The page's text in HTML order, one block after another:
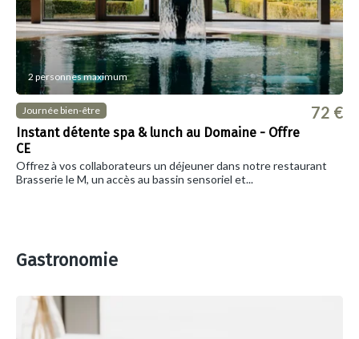
2 personnes maximum
Journée bien-être
Instant détente spa & lunch au Domaine - Offre
CE
72 €
Offrez à vos collaborateurs un déjeuner dans notre restaurant
Brasserie le M, un accès au bassin sensoriel et...
Gastronomie